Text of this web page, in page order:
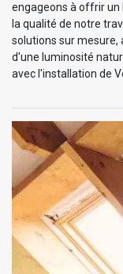
engageons à offrir un
la qualité de notre
solutions sur mesure,
d'une luminosité
avec l'installation de